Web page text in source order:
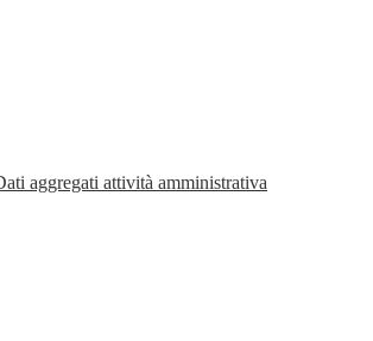
aggregati attività amministrativa